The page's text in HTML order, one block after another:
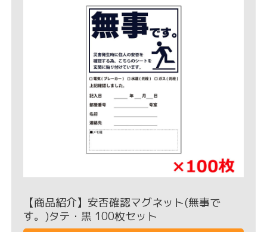
【商品紹介】安否確認マグネット(無事で
す。)タテ・黒 100枚セット